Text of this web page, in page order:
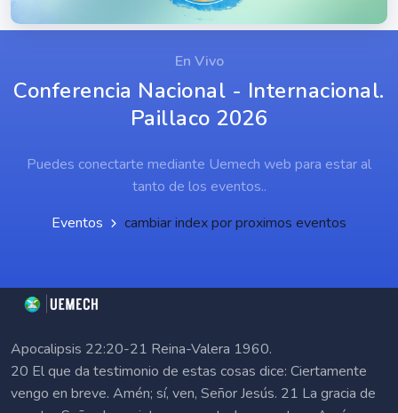
En Vivo
Conferencia Nacional - Internacional.
Paillaco 2026
Puedes conectarte mediante Uemech web para estar al
tanto de los eventos..
Eventos
cambiar index por proximos eventos
Apocalipsis 22:20-21 Reina-Valera 1960.
20 El que da testimonio de estas cosas dice: Ciertamente
vengo en breve. Amén; sí, ven, Señor Jesús. 21 La gracia de